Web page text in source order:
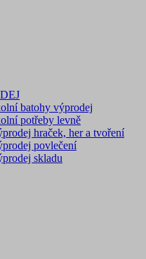
batohy výprodej
potřeby levně
hraček, her a tvoření
povlečení
skladu